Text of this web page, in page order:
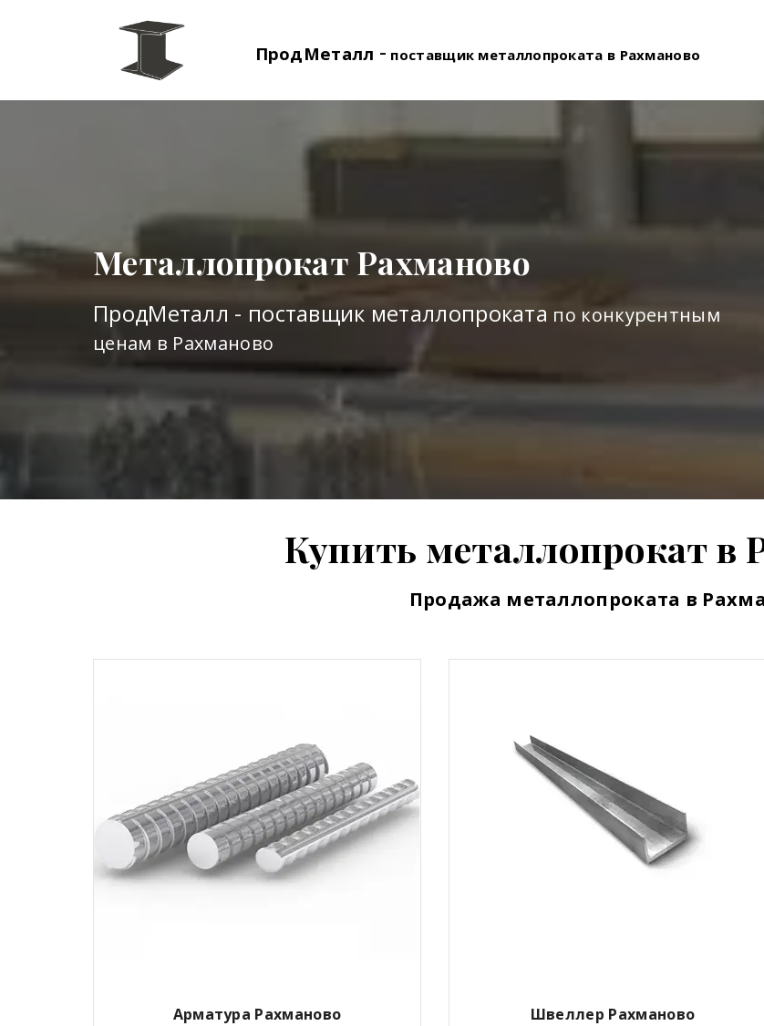
ПродМеталл - поставщик металлопроката в Рахманово
Металлопрокат Рахманово
ПродМеталл - поставщик металлопроката по конкурентным
ценам в Рахманово
Купить металлопрокат в
Продажа металлопроката в
Арматура Рахманово Швеллер Рахманово